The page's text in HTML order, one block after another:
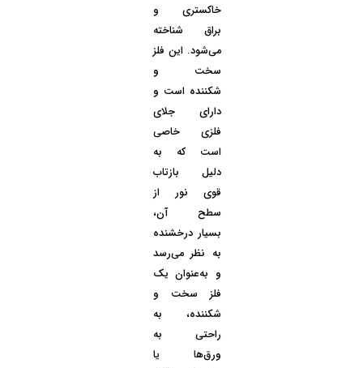
خاکستری و
براق شناخته
می‌شود. این فلز
سخت و
شکننده است و
دارای جلای
فلزی خاصی
است که به
دلیل بازتاب
قوی نور از
سطح آن،
بسیار درخشنده
به نظر می‌رسد
و به‌عنوان یک
فلز سخت و
شکننده، به
راحتی به
ورق‌ها یا